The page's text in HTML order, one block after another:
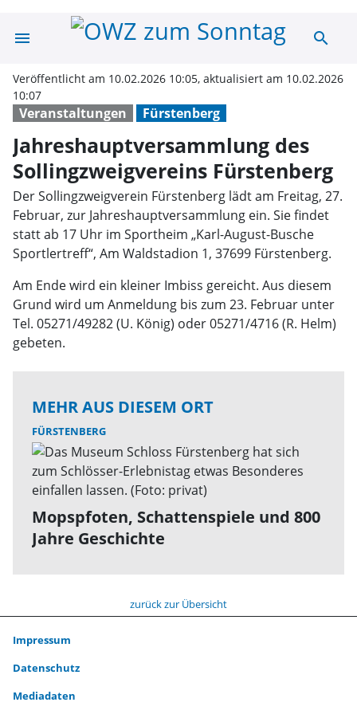
menu search
Veranstaltungen Fürstenberg
Veröffentlicht am 10.02.2026 10:05, aktualisiert am 10.02.2026
10:07
Jahreshauptversammlung des
Sollingzweigvereins Fürstenberg
Der Sollingzweigverein Fürstenberg lädt am Freitag, 27.
Februar, zur Jahreshauptversammlung ein. Sie findet
statt ab 17 Uhr im Sportheim „Karl-August-Busche
Sportlertreff“, Am Waldstadion 1, 37699 Fürstenberg.
Am Ende wird ein kleiner Imbiss gereicht. Aus diesem
Grund wird um Anmeldung bis zum 23. Februar unter
Tel. 05271/49282 (U. König) oder 05271/4716 (R. Helm)
gebeten.
MEHR AUS DIESEM ORT
FÜRSTENBERG
Mopspfoten, Schattenspiele und 800
Jahre Geschichte
zurück zur Übersicht
Impressum
Datenschutz
Mediadaten